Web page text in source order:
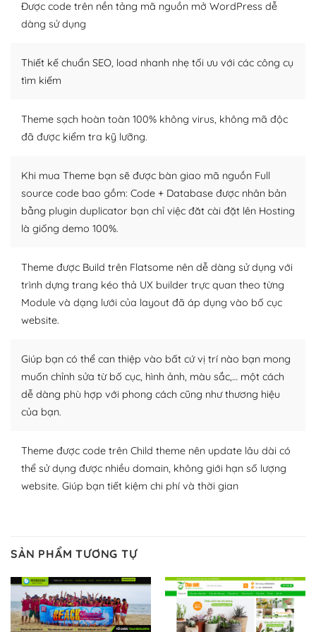
Dễ dàng tùy chỉnh trên WordPress
WordPress là nơi lưu trữ cho một diễn đàn cộng đồng
người cuồng tín WordPress.
Nếu bạn gặp khó khăn, bạn có thể lên mạng và tìm
lời, giải đáp vấn đề của bạn.
Cộng đồng sử dụng WordPress sẵn sàng hỗ trợ bạn
– Đa dạng plugin và themes
Plugin mở rộng là thành phần cài đặt thêm vào
WordPress để tăng thêm các tính năng cần thiết. Có
nhiều plugin trả phí hoặc miễn phí.
Nhờ lượng người dùng đông đảo, thư viện themes và
thích chọn lựa plugin và themes phù hợp cho mục đích
lập website của mình.
WordPress đa dạng plugin và themes
Với mọi Hosting bất kỳ thì WordPress đều có thể dễ
dàng thiết lập vì thực tế nó đã cung cấp khoảng 60%
trang web WordPress của bạn.
Dễ dàng lựa chọn Hosting cho website WordPress
– Bảo mật cực tốt
Được code trên nền tảng mã nguồn mở WordPress dễ
dàng sử dụng
Thiết kế chuẩn SEO, load nhanh nhẹ tối ưu với các công cụ
tìm kiếm
Theme sạch hoàn toàn 100% không virus, không mã độc
đã được kiểm tra kỹ lưỡng.
Khi mua Theme bạn sẽ được bàn giao mã nguồn Full
source code bao gồm: Code + Database được nhân bản
bằng plugin duplicator bạn chỉ việc đăt cài đặt lên Hosting
là giống demo 100%.
Theme được Build trên Flatsome nên dễ dàng sử dụng với
trình dựng trang kéo thả UX builder trực quan theo từng
Module và dạng lưới của layout đã áp dụng vào bố cục
website.
Giúp bạn có thể can thiệp vào bất cứ vị trí nào bạn mong
muốn chỉnh sửa từ bố cục, hình ảnh, màu sắc,… một cách
dễ dàng phù hợp với phong cách cũng như thương hiệu
của bạn.
Theme được code trên Child theme nên update lâu dài có
thể sử dụng được nhiều domain, không giới hạn số lượng
website. Giúp bạn tiết kiệm chi phí và thời gian
SẢN PHẨM TƯƠNG TỰ